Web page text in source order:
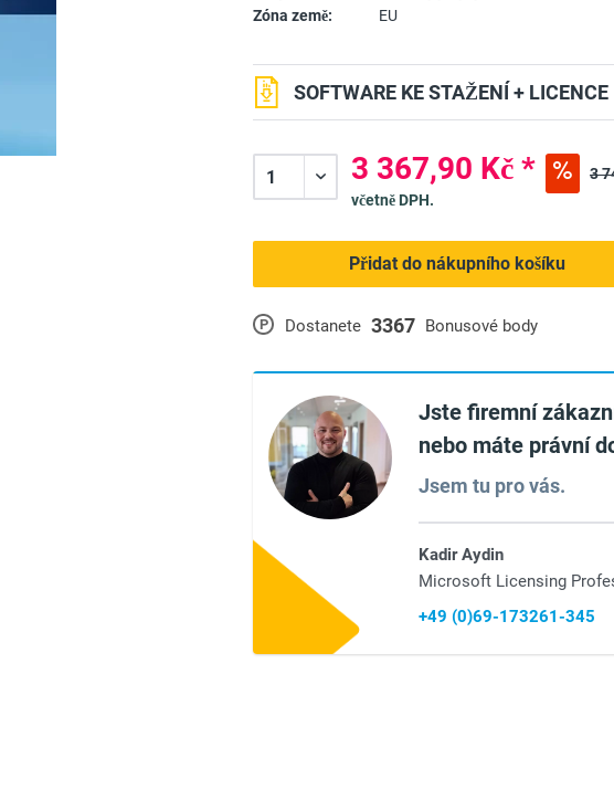
Zóna země:
EU
P Dostanete 3367 Bonusové body
SOFTWARE KE STAŽENÍ + LICENCE
3 367,90 Kč * 3
včetně DPH.
Přidat do nákupního košíku
Jste firemní
nebo máte právní
Jsem tu pro vás.
Kadir Aydin
Microsoft Licensing
+49 (0)69-173261-345